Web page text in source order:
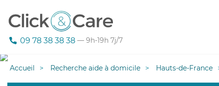
09 78 38 38 38 — 9h-19h 7j/7
Accueil Recherche aide à domicile Hauts-de-France